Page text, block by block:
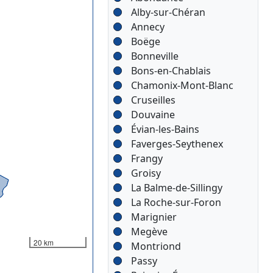
20 km
Alby-sur-Chéran
Annecy
Boëge
Bonneville
Bons-en-Chablais
Chamonix-Mont-Blanc
Cruseilles
Douvaine
Évian-les-Bains
Faverges-Seythenex
Frangy
Groisy
La Balme-de-Sillingy
La Roche-sur-Foron
Marignier
Megève
Montriond
Passy